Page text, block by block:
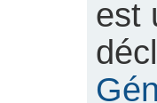
est